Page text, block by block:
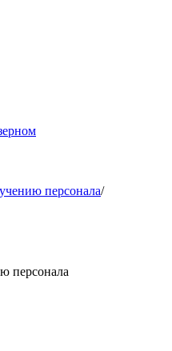
персонала/
персонала